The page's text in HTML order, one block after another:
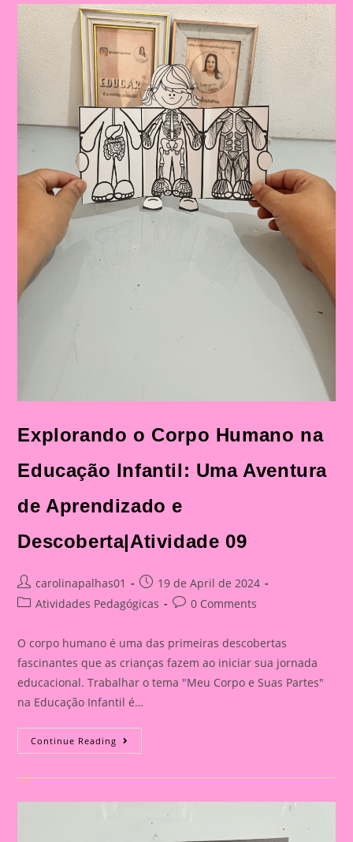
Infantil:
Uma
Aventura
Aprendizado
Descoberta|Atividade
10
Explorando o Corpo Humano na
Educação Infantil: Uma Aventura
de Aprendizado e
Descoberta|Atividade 09
Post
author:
carolinapalhas01
Post
published:
19 de April de 2024
PostAtividades Pedagógicas
Post0 Comments
O corpo humano é uma das primeiras descobertas
fascinantes que as crianças fazem ao iniciar sua jornada
educacional. Trabalhar o tema "Meu Corpo e Suas Partes"
na Educação Infantil é…
Continue Reading Explorando
O
Humano
Infantil:
Aventura